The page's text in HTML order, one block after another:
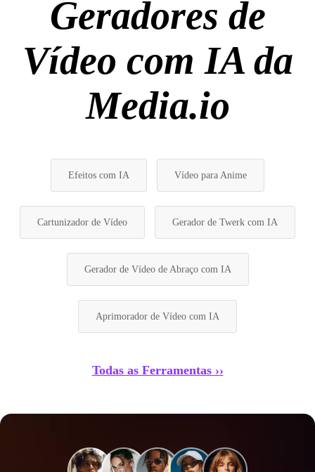
Geradores de
Vídeo com IA da
Media.io
Efeitos com IA Vídeo para Anime
Cartunizador de Vídeo Gerador de Twerk com IA
Gerador de Vídeo de Abraço com IA
Aprimorador de Vídeo com IA
Todas as Ferramentas ››